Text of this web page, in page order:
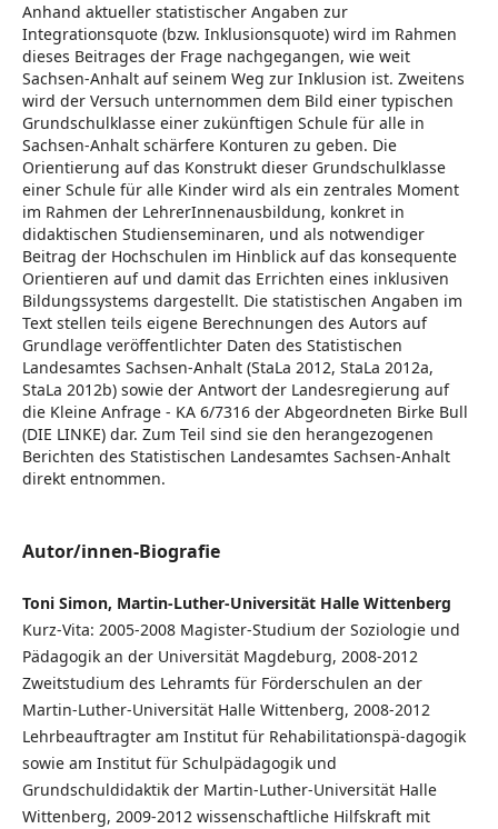
Anhand aktueller statistischer Angaben zur
Integrationsquote (bzw. Inklusionsquote) wird im Rahmen
dieses Beitrages der Frage nachgegangen, wie weit
Sachsen-Anhalt auf seinem Weg zur Inklusion ist. Zweitens
wird der Versuch unternommen dem Bild einer typischen
Grundschulklasse einer zukünftigen Schule für alle in
Sachsen-Anhalt schärfere Konturen zu geben. Die
Orientierung auf das Konstrukt dieser Grundschulklasse
einer Schule für alle Kinder wird als ein zentrales Moment
im Rahmen der LehrerInnenausbildung, konkret in
didaktischen Studienseminaren, und als notwendiger
Beitrag der Hochschulen im Hinblick auf das konsequente
Orientieren auf und damit das Errichten eines inklusiven
Bildungssystems dargestellt. Die statistischen Angaben im
Text stellen teils eigene Berechnungen des Autors auf
Grundlage veröffentlichter Daten des Statistischen
Landesamtes Sachsen-Anhalt (StaLa 2012, StaLa 2012a,
StaLa 2012b) sowie der Antwort der Landesregierung auf
die Kleine Anfrage - KA 6/7316 der Abgeordneten Birke Bull
(DIE LINKE) dar. Zum Teil sind sie den herangezogenen
Berichten des Statistischen Landesamtes Sachsen-Anhalt
direkt entnommen.
Autor/innen-Biografie
Toni Simon, Martin-Luther-Universität Halle Wittenberg
Kurz-Vita: 2005-2008 Magister-Studium der Soziologie und
Pädagogik an der Universität Magdeburg, 2008-2012
Zweitstudium des Lehramts für Förderschulen an der
Martin-Luther-Universität Halle Wittenberg, 2008-2012
Lehrbeauftragter am Institut für Rehabilitationspä-dagogik
sowie am Institut für Schulpädagogik und
Grundschuldidaktik der Martin-Luther-Universität Halle
Wittenberg, 2009-2012 wissenschaftliche Hilfskraft mit